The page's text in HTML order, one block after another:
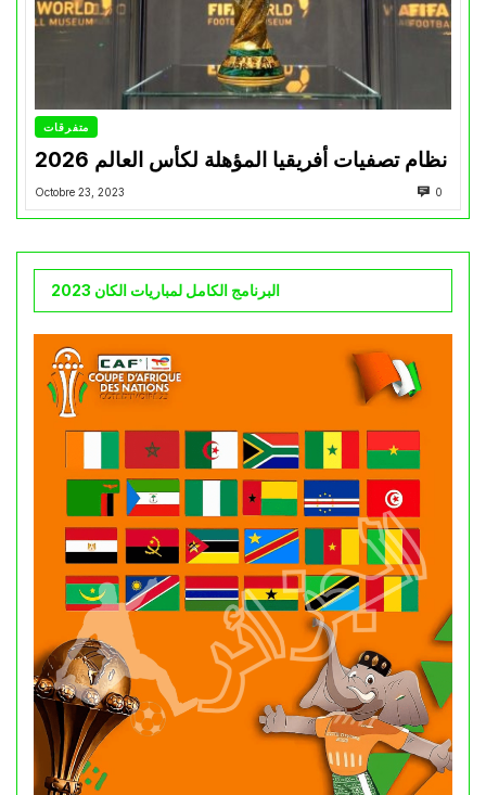
متفرقات
نظام تصفيات أفريقيا المؤهلة لكأس العالم 2026
Octobre 23, 2023 0
البرنامج الكامل لمباريات الكان 2023